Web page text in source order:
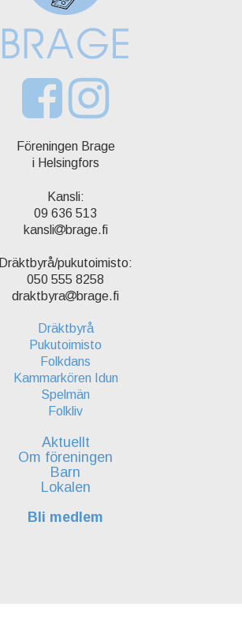
Föreningen Brage
i Helsingfors
Kansli:
09 636 513
kansli
brage.fi
Dräktbyrå/pukutoimisto:
050 555 8258
draktbyra
brage.fi
Dräktbyrå
Pukutoimisto
Folkdans
Kammarkören Idun
Spelmän
Folkliv
Aktuellt
Om föreningen
Barn
Lokalen
Bli medlem